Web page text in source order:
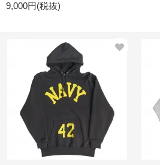
9,000円(税抜)